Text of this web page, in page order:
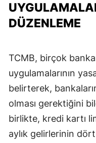
DÜZENLEME
TCMB, birçok
uygulamalarının
belirterek,
olması gerektiğini
birlikte, kredi kartı
aylık gelirlerinin